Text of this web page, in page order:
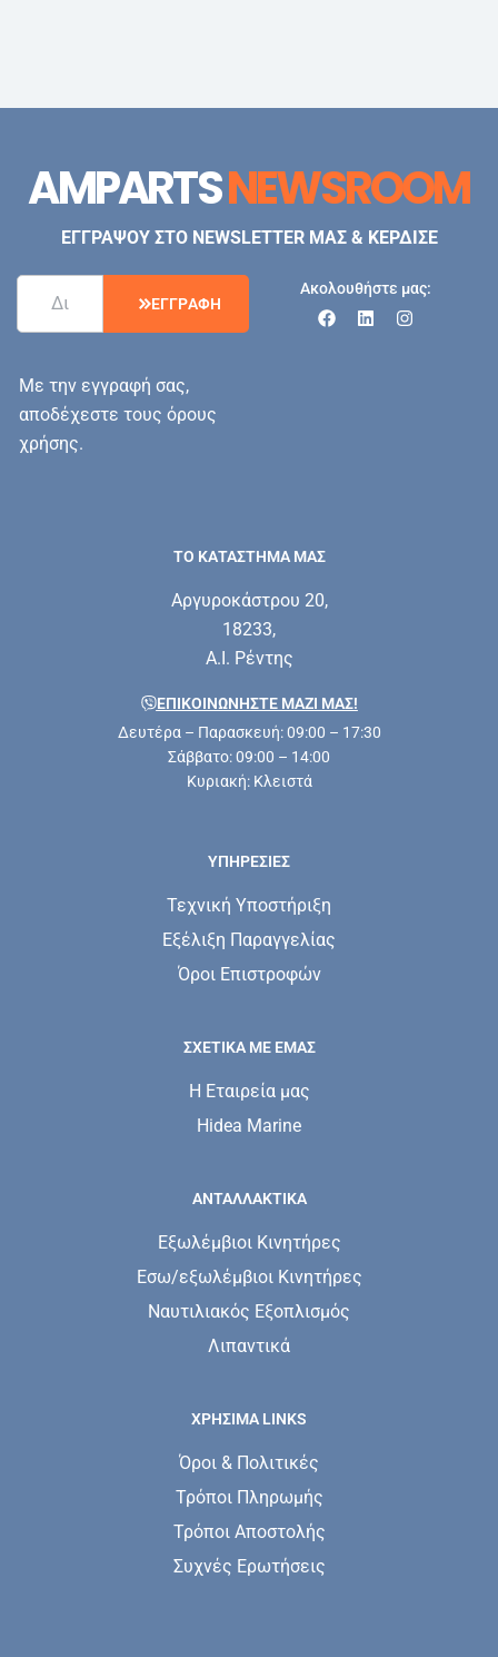
AMPARTSNEWSROOM
ΕΓΓΡΑΨΟΥ ΣΤΟ NEWSLETTER ΜΑΣ & ΚΕΡΔΙΣΕ
ΕΓΓΡΑΦΗ
Με την εγγραφή σας,
αποδέχεστε τους όρους
χρήσης.
Ακολουθήστε μας:
ΤΟ ΚΑΤΑΣΤΗΜΑ ΜΑΣ
Αργυροκάστρου 20,
18233,
Α.Ι. Ρέντης
ΕΠΙΚΟΙΝΩΝΗΣΤΕ ΜΑΖΊ ΜΑΣ!
Δευτέρα – Παρασκευή: 09:00 – 17:30
Σάββατο: 09:00 – 14:00
Κυριακή: Κλειστά
ΥΠΗΡΕΣΊΕΣ
Τεχνική Υποστήριξη
Εξέλιξη Παραγγελίας
Όροι Επιστροφών
ΣΧΕΤΙΚΆ ΜΕ ΕΜΆΣ
Η Εταιρεία μας
Hidea Marine
ΑΝΤΑΛΛΑΚΤΙΚΑ
Εξωλέμβιοι Κινητήρες
Εσω/εξωλέμβιοι Κινητήρες
Ναυτιλιακός Εξοπλισμός
Λιπαντικά
ΧΡΗΣΙΜΑ LINKS
Όροι & Πολιτικές
Τρόποι Πληρωμής
Τρόποι Αποστολής
Συχνές Ερωτήσεις